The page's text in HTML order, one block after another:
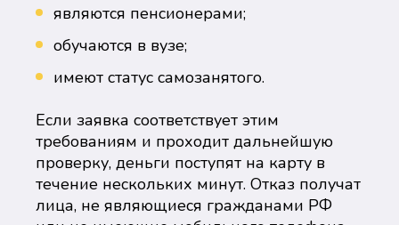
являются пенсионерами;
обучаются в вузе;
имеют статус самозанятого.
Если заявка соответствует этим
требованиям и проходит дальнейшую
проверку, деньги поступят на карту в
течение нескольких минут. Отказ получат
лица, не являющиеся гражданами РФ